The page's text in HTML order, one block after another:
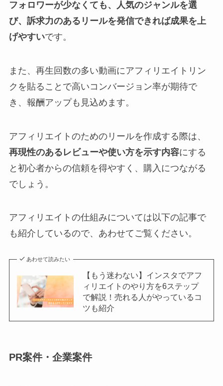
フォロワーが少なくても、人気のジャンルを選
び、訴求力のあるリールを発信できれば成果を上
げやすいです。
また、再生回数の多い動画にアフィリエイトリン
クを貼ることで高いコンバージョン率が期待で
き、報酬アップも見込めます。
アフィリエイトのためのリールを作成する際は、
再現性のあるレビューや使い方を示す内容にする
と初心者からの信頼を得やすく、購入につながる
でしょう。
アフィリエイトの仕組みについては以下の記事で
も紹介しているので、あわせてご覧ください。
あわせて読みたい
【もう迷わない】インスタでアフ
ィリエイトのやり方を6ステップ
で解説！売れる人がやっているコ
ツも紹介
PR案件・企業案件